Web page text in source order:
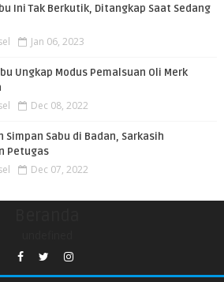
Ini Tak Berkutik, Ditangkap Saat Sedang
Jan 06, 2023
Ungkap Modus Pemalsuan Oli Merk
Dec 08, 2022
Simpan Sabu di Badan, Sarkasih
Petugas
Dec 07, 2022